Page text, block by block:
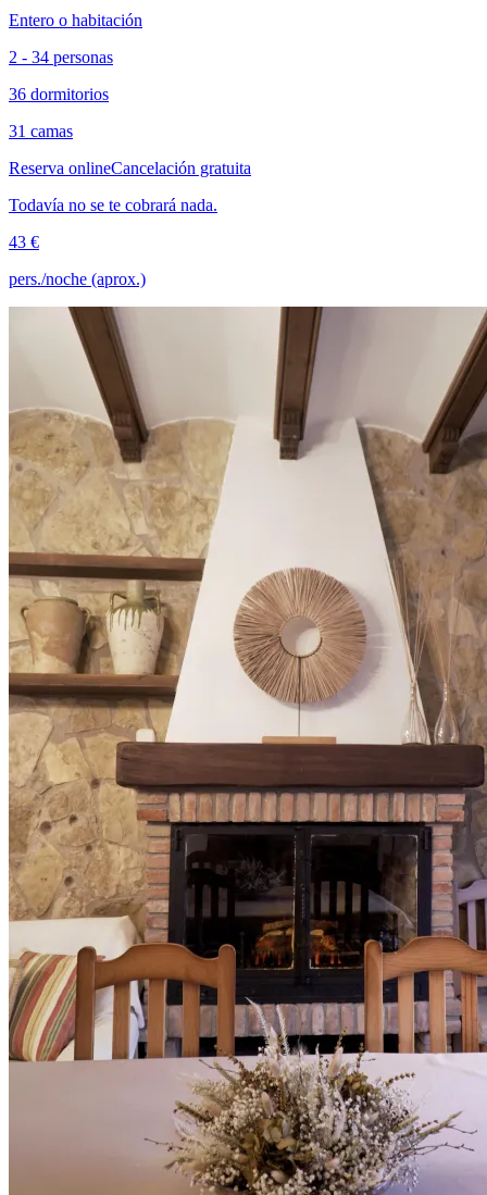
Entero o habitación
2 - 34 personas
36 dormitorios
31 camas
Reserva onlineCancelación gratuita
Todavía no se te cobrará nada.
43 €
pers./noche (aprox.)